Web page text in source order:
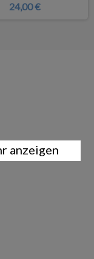
24,00 €
anzeigen